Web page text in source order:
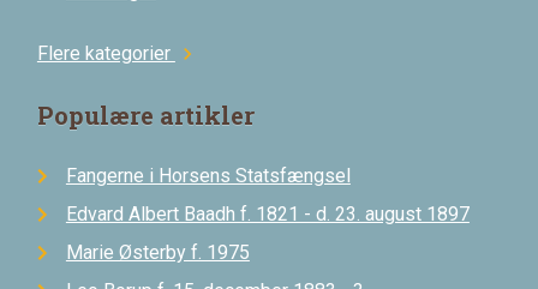
Flere kategorier chevron_right
Populære artikler
Fangerne i Horsens Statsfængsel
Edvard Albert Baadh f. 1821 - d. 23. august 1897
Marie Østerby f. 1975